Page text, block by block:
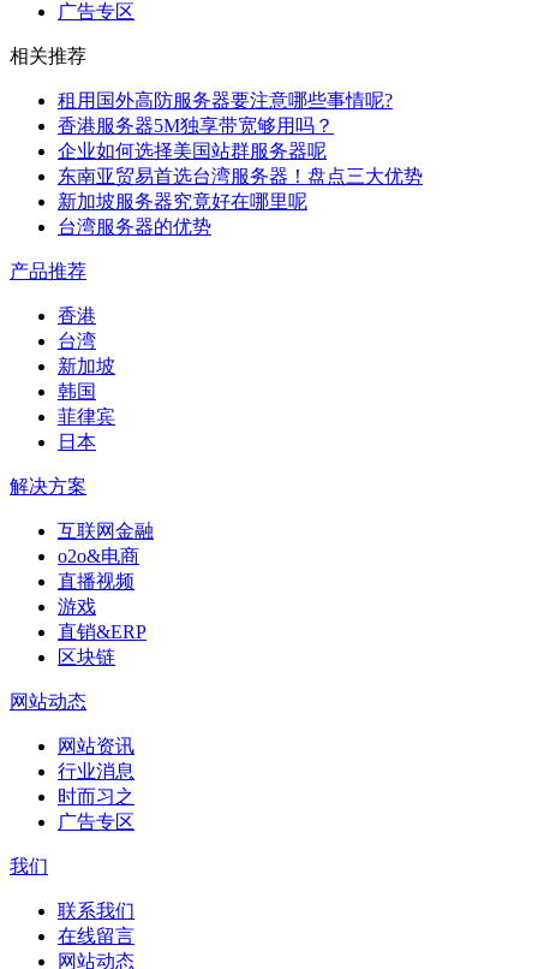
广告专区
相关推荐
租用国外高防服务器要注意哪些事情呢?
香港服务器5M独享带宽够用吗？
企业如何选择美国站群服务器呢
东南亚贸易首选台湾服务器！盘点三大优势
新加坡服务器究竟好在哪里呢
台湾服务器的优势
产品推荐
香港
台湾
新加坡
韩国
菲律宾
日本
解决方案
互联网金融
o2o&电商
直播视频
游戏
直销&ERP
区块链
网站动态
网站资讯
行业消息
时而习之
广告专区
我们
联系我们
在线留言
网站动态